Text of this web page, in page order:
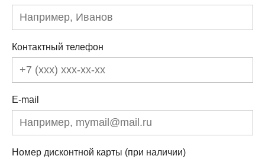
Контактный телефон
E-mail
Номер дисконтной карты (при наличии)